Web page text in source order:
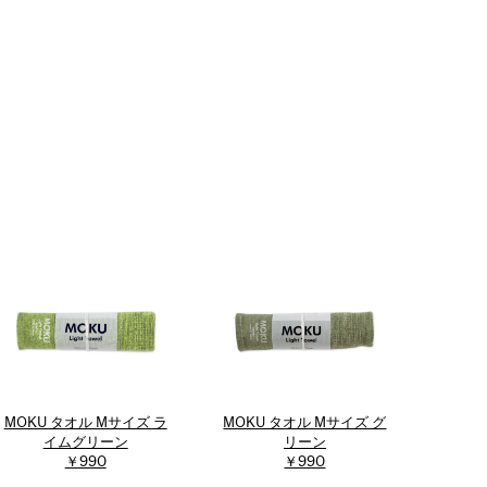
MOKU タオル Mサイズ ラ
イムグリーン
￥990
MOKU タオル Mサイズ グ
リーン
￥990